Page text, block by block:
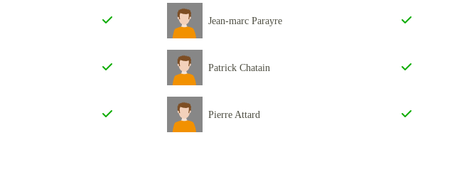
Jean-marc Parayre
Patrick Chatain
Pierre Attard